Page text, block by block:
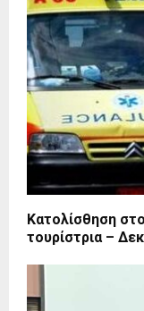
Κατολίσθηση
τουρίστρια –